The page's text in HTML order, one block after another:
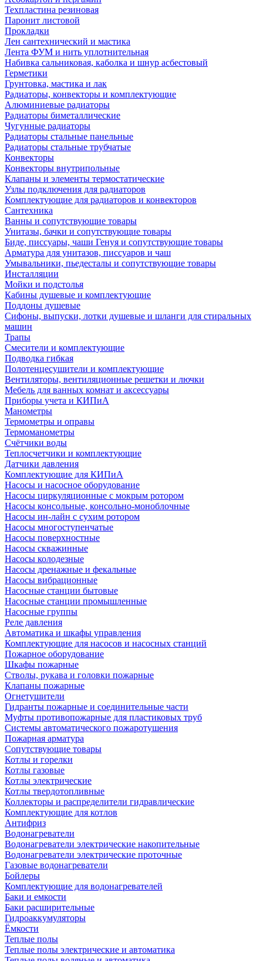
Техпластина резиновая
Паронит листовой
Прокладки
Лен сантехнический и мастика
Лента ФУМ и нить уплотнительная
Набивка сальниковая, каболка и шнур асбестовый
Герметики
Грунтовка, мастика и лак
Радиаторы, конвекторы и комплектующие
Алюминиевые радиаторы
Радиаторы биметаллические
Чугунные радиаторы
Радиаторы стальные панельные
Радиаторы стальные трубчатые
Конвекторы
Конвекторы внутрипольные
Клапаны и элементы термостатические
Узлы подключения для радиаторов
Комплектующие для радиаторов и конвекторов
Сантехника
Ванны и сопутствующие товары
Унитазы, бачки и сопутствующие товары
Биде, писсуары, чаши Генуя и сопутствующие товары
Арматура для унитазов, писсуаров и чаш
Умывальники, пьедесталы и сопутствующие товары
Инсталляции
Мойки и подстолья
Кабины душевые и комплектующие
Поддоны душевые
Сифоны, выпуски, лотки душевые и шланги для стиральных
машин
Трапы
Смесители и комплектующие
Подводка гибкая
Полотенцесушители и комплектующие
Вентиляторы, вентиляционные решетки и лючки
Мебель для ванных комнат и аксессуары
Приборы учета и КИПиА
Манометры
Термометры и оправы
Термоманометры
Счётчики воды
Теплосчетчики и комплектующие
Датчики давления
Комплектующие для КИПиА
Насосы и насосное оборудование
Насосы циркуляционные с мокрым ротором
Насосы консольные, консольно-моноблочные
Насосы ин-лайн с сухим ротором
Насосы многоступенчатые
Насосы поверхностные
Насосы скважинные
Насосы колодезные
Насосы дренажные и фекальные
Насосы вибрационные
Насосные станции бытовые
Насосные станции промышленные
Насосные группы
Реле давления
Автоматика и шкафы управления
Комплектующие для насосов и насосных станций
Пожарное оборудование
Шкафы пожарные
Стволы, рукава и головки пожарные
Клапаны пожарные
Огнетушители
Гидранты пожарные и соединительные части
Муфты противопожарные для пластиковых труб
Системы автоматического пожаротушения
Пожарная арматура
Сопутствующие товары
Котлы и горелки
Котлы газовые
Котлы электрические
Котлы твердотопливные
Коллекторы и распределители гидравлические
Комплектующие для котлов
Антифриз
Водонагреватели
Водонагреватели электрические накопительные
Водонагреватели электрические проточные
Газовые водонагреватели
Бойлеры
Комплектующие для водонагревателей
Баки и емкости
Баки расширительные
Гидроаккумуляторы
Ёмкости
Теплые полы
Теплые полы электрические и автоматика